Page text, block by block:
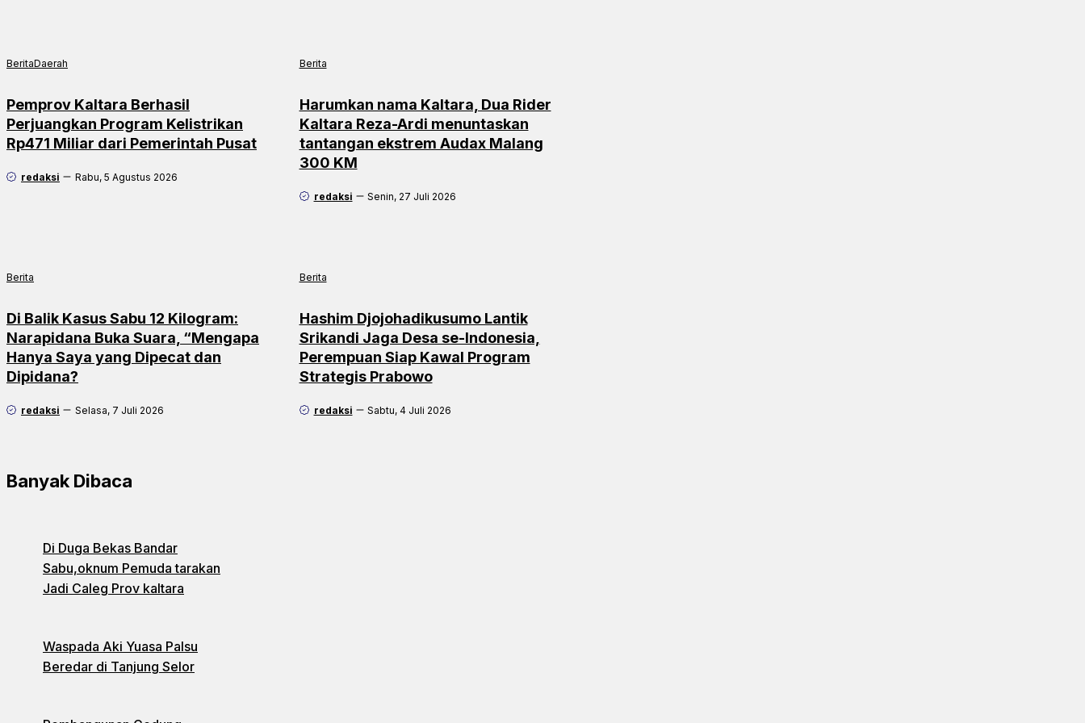
BeritaDaerah
Pemprov Kaltara Berhasil
Perjuangkan Program Kelistrikan
Rp471 Miliar dari Pemerintah Pusat
redaksi Rabu, 5 Agustus 2026
Berita
Harumkan nama Kaltara, Dua Rider
Kaltara Reza-Ardi menuntaskan
tantangan ekstrem Audax Malang
300 KM
redaksi Senin, 27 Juli 2026
Berita
Di Balik Kasus Sabu 12 Kilogram:
Narapidana Buka Suara, “Mengapa
Hanya Saya yang Dipecat dan
Dipidana?
redaksi Selasa, 7 Juli 2026
Berita
Hashim Djojohadikusumo Lantik
Srikandi Jaga Desa se-Indonesia,
Perempuan Siap Kawal Program
Strategis Prabowo
redaksi Sabtu, 4 Juli 2026
Banyak Dibaca
Di Duga Bekas Bandar
Sabu,oknum Pemuda tarakan
Jadi Caleg Prov kaltara
Waspada Aki Yuasa Palsu
Beredar di Tanjung Selor